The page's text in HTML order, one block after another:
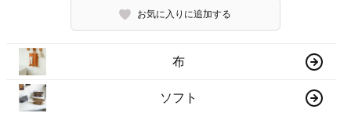
お気に入りに追加する
布
ソフト